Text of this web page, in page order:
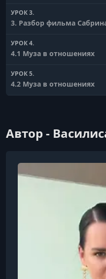
УРОК 3.
3. Разбор фильма
УРОК 4.
4.1 Муза в отношениях
УРОК 5.
4.2 Муза в отношениях
УРОК 7.
УРОК 8.
7. Дары музе
8. Разбор фильма
9. Бонус Музы в искусстве
Автор -